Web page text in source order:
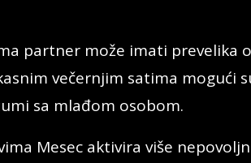
partner može imati prevelika
večernjim satima mogući
sa mlađom osobom.
Mesec aktivira više